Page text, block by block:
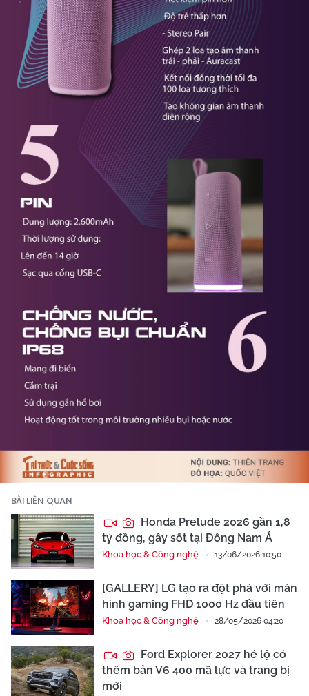
BÀI LIÊN QUAN
Honda Prelude 2026 gần 1,8
tỷ đồng, gây sốt tại Đông Nam Á
Khoa học & Công nghệ 13/06/2026 10:50
[GALLERY] LG tạo ra đột phá với màn
hình gaming FHD 1000 Hz đầu tiên
Khoa học & Công nghệ 28/05/2026 04:20
Ford Explorer 2027 hé lộ có
thêm bản V6 400 mã lực và trang bị
mới